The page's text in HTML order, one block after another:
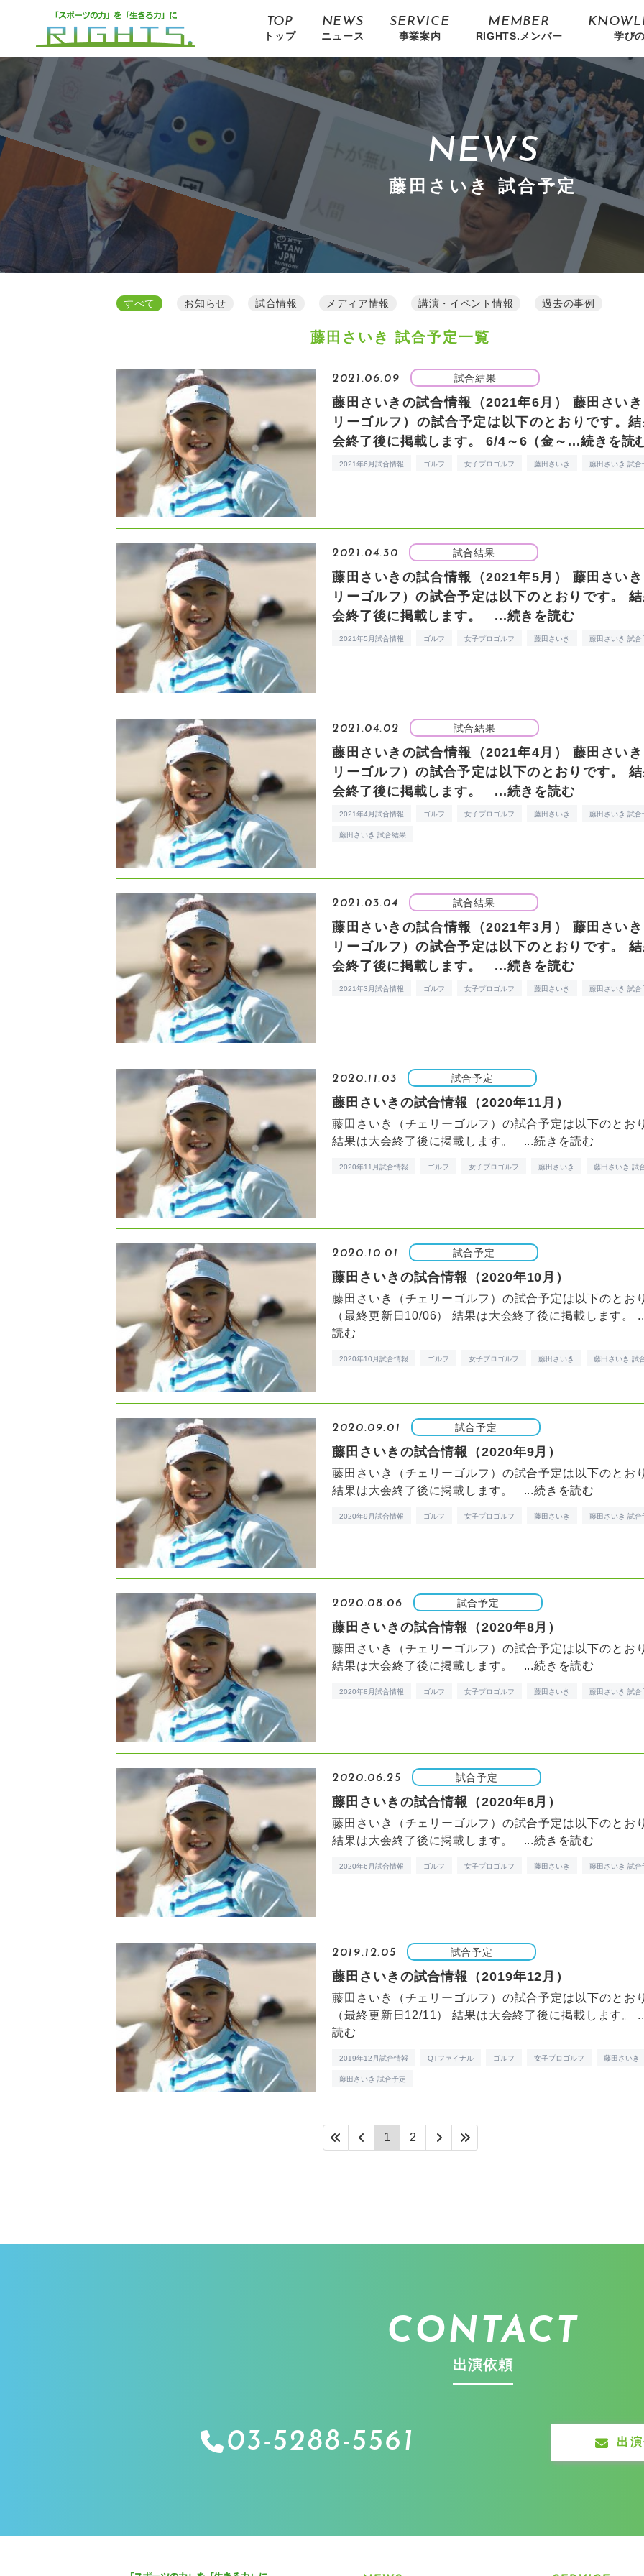
TOP
トップ
NEWS
ニュース
SERVICE
事業案内
MEMBER
RIGHTS.メンバー 学び
NEWS
藤田さいき 試合予定
すべて お知らせ 試合情報 メディア情報 講演・イベント情報 過去の事例
藤田さいき 試合予定一覧
2021.06.09 試合結果
藤田さいきの試合情報（2021年6月）
藤田さい
リーゴルフ）の試合予定は以下のとおりです。
会終了後に掲載します。 6/4～6（金～...続きを読
2021年6月試合情報 ゴルフ 女子プロゴルフ 藤田さいき 藤田さいき 試合
2021.04.30 試合結果
藤田さいきの試合情報（2021年5月）
藤田さい
リーゴルフ）の試合予定は以下のとおりです。
会終了後に掲載します。 ...続きを読む
2021年5月試合情報 ゴルフ 女子プロゴルフ 藤田さいき 藤田さいき 試合
2021.04.02 試合結果
藤田さいきの試合情報（2021年4月）
藤田さい
リーゴルフ）の試合予定は以下のとおりです。
会終了後に掲載します。 ...続きを読む
2021年4月試合情報 ゴルフ 女子プロゴルフ 藤田さいき 藤田さいき 試合
藤田さいき 試合結果
2021.03.04 試合結果
藤田さいきの試合情報（2021年3月）
藤田さい
リーゴルフ）の試合予定は以下のとおりです。
会終了後に掲載します。 ...続きを読む
2021年3月試合情報 ゴルフ 女子プロゴルフ 藤田さいき 藤田さいき 試合
2020.11.03 試合予定
藤田さいきの試合情報（2020年11月）
藤田さいき（チェリーゴルフ）の試合予定は以下のとお
結果は大会終了後に掲載します。 ...続きを読む
2020年11月試合情報 ゴルフ 女子プロゴルフ 藤田さいき 藤田さいき 試
2020.10.01 試合予定
藤田さいきの試合情報（2020年10月）
藤田さいき（チェリーゴルフ）の試合予定は以下のとお
（最終更新日10/06） 結果は大会終了後に掲載します。
読む
2020年10月試合情報 ゴルフ 女子プロゴルフ 藤田さいき 藤田さいき 試
2020.09.01 試合予定
藤田さいきの試合情報（2020年9月）
藤田さいき（チェリーゴルフ）の試合予定は以下のとお
結果は大会終了後に掲載します。 ...続きを読む
2020年9月試合情報 ゴルフ 女子プロゴルフ 藤田さいき 藤田さいき 試合
2020.08.06 試合予定
藤田さいきの試合情報（2020年8月）
藤田さいき（チェリーゴルフ）の試合予定は以下のとお
結果は大会終了後に掲載します。 ...続きを読む
2020年8月試合情報 ゴルフ 女子プロゴルフ 藤田さいき 藤田さいき 試合
2020.06.25 試合予定
藤田さいきの試合情報（2020年6月）
藤田さいき（チェリーゴルフ）の試合予定は以下のとお
結果は大会終了後に掲載します。 ...続きを読む
2020年6月試合情報 ゴルフ 女子プロゴルフ 藤田さいき 藤田さいき 試合
2019.12.05 試合予定
藤田さいきの試合情報（2019年12月）
藤田さいき（チェリーゴルフ）の試合予定は以下のとお
（最終更新日12/11） 結果は大会終了後に掲載します。
読む
2019年12月試合情報 QTファイナル ゴルフ 女子プロゴルフ 藤田さいき
藤田さいき 試合予定
1 2
CONTACT
出演依頼
03-5288-5561 出